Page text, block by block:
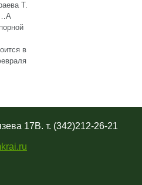
Т.
в
17В. т. (342)212-26-21